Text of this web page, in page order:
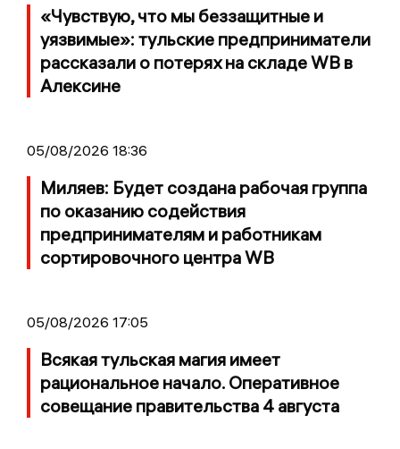
«Чувствую, что мы беззащитные и
уязвимые»: тульские предприниматели
рассказали о потерях на складе WB в
Алексине
05/08/2026 18:36
Миляев: Будет создана рабочая группа
по оказанию содействия
предпринимателям и работникам
сортировочного центра WB
05/08/2026 17:05
Всякая тульская магия имеет
рациональное начало. Оперативное
совещание правительства 4 августа